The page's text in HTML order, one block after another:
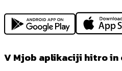
V Mjob aplikaciji hitro in